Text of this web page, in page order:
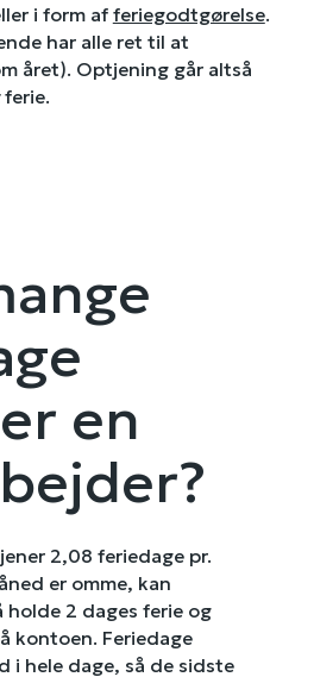
i form af feriegodtgørelse.
har alle ret til at
året). Optjening går altså
ferie.
en
2,08 feriedage pr.
er omme, kan
holde 2 dages ferie og
kontoen. Feriedage
i hele dage, så de sidste